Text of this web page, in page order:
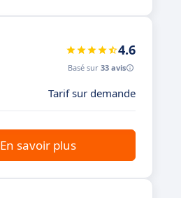
4.6
Basé sur 33 avis
Tarif sur demande
En savoir plus